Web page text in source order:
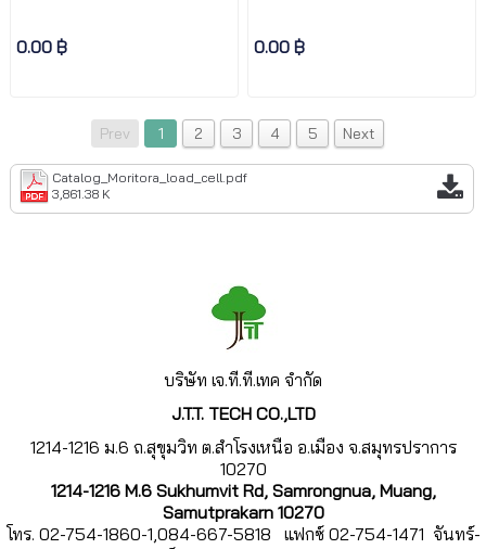
0.00 ฿ 0.00 ฿
Prev 1 2 3 4 5 Next
Catalog_Moritora_load_cell.pdf
3,861.38 K
บริษัท เจ.ที.ที.เทค จำกัด
J.T.T. TECH CO.,LTD
1214-1216 ม.6 ถ.สุขุมวิท ต.สำโรงเหนือ อ.เมือง จ.สมุทรปราการ
10270
1214-1216 M.6 Sukhumvit Rd, Samrongnua, Muang,
Samutprakarn 10270
โทร. 02-754-1860-1,084-667-5818 แฟกซ์ 02-754-1471 จันทร์-